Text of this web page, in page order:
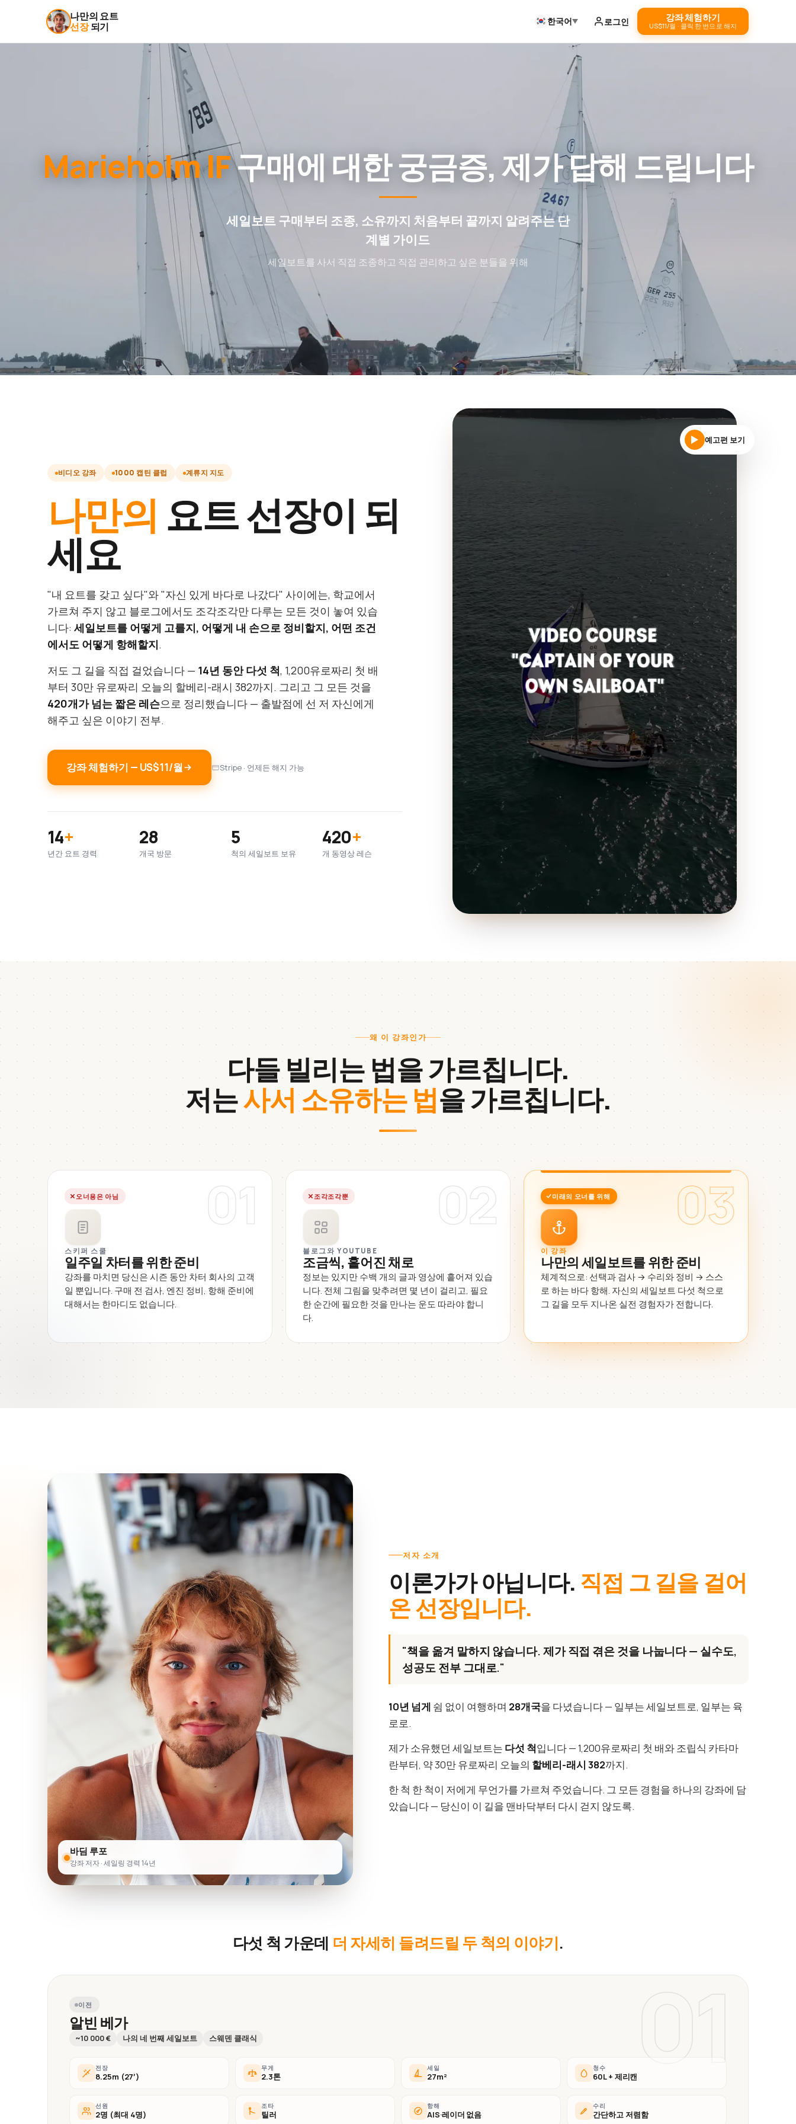
나만의 요트
선장되기 한국어 로그인 강좌 체험하기
US$11/월 · 클릭 한 번으로 해지
Marieholm IF구매에 대한 궁금증, 제가 답해 드립니다
세일보트 구매부터 조종, 소유까지 처음부터 끝까지 알려주는 단
계별 가이드
세일보트를 사서 직접 조종하고 직접 관리하고 싶은 분들을 위해
비디오 강좌 1000 캡틴 클럽 계류지 지도
나만의 요트 선장이 되
세요
"내 요트를 갖고 싶다"와 "자신 있게 바다로 나갔다" 사이에는, 학교에서
가르쳐 주지 않고 블로그에서도 조각조각만 다루는 모든 것이 놓여 있습
니다: 세일보트를 어떻게 고를지, 어떻게 내 손으로 정비할지, 어떤 조건
에서도 어떻게 항해할지.
저도 그 길을 직접 걸었습니다 — 14년 동안 다섯 척, 1,200유로짜리 첫 배
부터 30만 유로짜리 오늘의 할베리-래시 382까지. 그리고 그 모든 것을
420개가 넘는 짧은 레슨으로 정리했습니다 — 출발점에 선 저 자신에게
해주고 싶은 이야기 전부.
강좌 체험하기 — US$11/월 Stripe · 언제든 해지 가능
14+
년간 요트 경력
28
개국 방문
5
척의 세일보트 보유
420+
개 동영상 레슨
예고편 보기
왜 이 강좌인가
다들 빌리는 법을 가르칩니다.
저는사서 소유하는 법을 가르칩니다.
01
오너용은 아님
스키퍼 스쿨
일주일 차터를 위한 준비
강좌를 마치면 당신은 시즌 동안 차터 회사의 고객
일 뿐입니다. 구매 전 검사, 엔진 정비, 항해 준비에
대해서는 한마디도 없습니다.
02
조각조각뿐
블로그와 YOUTUBE
조금씩, 흩어진 채로
정보는 있지만 수백 개의 글과 영상에 흩어져 있습
니다. 전체 그림을 맞추려면 몇 년이 걸리고, 필요
한 순간에 필요한 것을 만나는 운도 따라야 합니
다.
03
미래의 오너를 위해
이 강좌
나만의 세일보트를 위한 준비
체계적으로: 선택과 검사 → 수리와 정비 → 스스
로 하는 바다 항해. 자신의 세일보트 다섯 척으로
그 길을 모두 지나온 실전 경험자가 전합니다.
바딤 루포
강좌 저자 · 세일링 경력 14년
저자 소개
이론가가 아닙니다. 직접 그 길을 걸어
온 선장입니다.
"책을 옮겨 말하지 않습니다. 제가 직접 겪은 것을 나눕니다 — 실수도,
성공도 전부 그대로."
10년 넘게 쉼 없이 여행하며 28개국을 다녔습니다 — 일부는 세일보트로, 일부는 육
로로.
제가 소유했던 세일보트는 다섯 척입니다 — 1,200유로짜리 첫 배와 조립식 카타마
란부터, 약 30만 유로짜리 오늘의 할베리-래시 382까지.
한 척 한 척이 저에게 무언가를 가르쳐 주었습니다. 그 모든 경험을 하나의 강좌에 담
았습니다 — 당신이 이 길을 맨바닥부터 다시 걷지 않도록.
다섯 척 가운데 더 자세히 들려드릴 두 척의 이야기.
01
이전
알빈 베가
~10 000 € 나의 네 번째 세일보트 스웨덴 클래식
전장
8.25m (27′)
무게
2.3톤
세일
27m²
청수
60L + 제리캔
선원
2명 (최대 4명)
조타
틸러
항해
AIS·레이더 없음
수리
간단하고 저렴함